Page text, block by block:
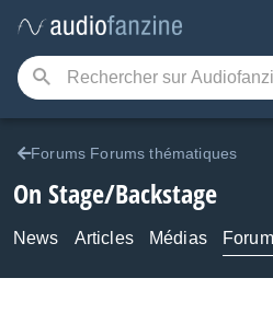
Forums Forums thématiques
On Stage/Backstage
News Articles Médias